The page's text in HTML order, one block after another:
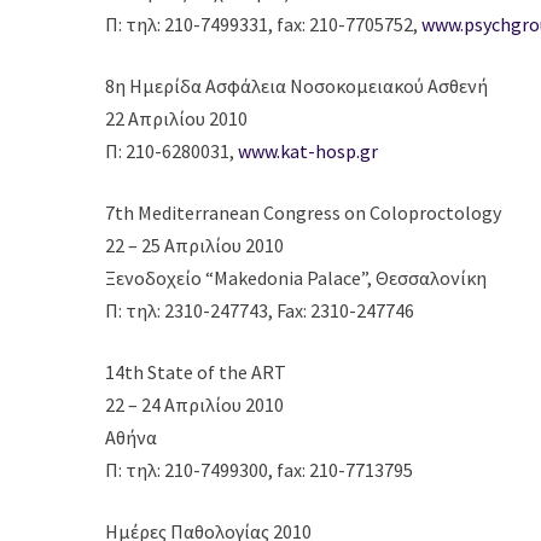
Π: τηλ: 210-7499331, fax: 210-7705752,
8η Ημερίδα Ασφάλεια Νοσοκομειακού Ασθενή
22 Απριλίου 2010
Π: 210-6280031, www.kat-hosp.gr
7th Mediterranean Congress on Coloproctology
22 – 25 Απριλίου 2010
Ξενοδοχείο “Makedonia Palace”, Θεσσαλονίκη
Π: τηλ: 2310-247743, Fax: 2310-247746
14th State of the ART
22 – 24 Απριλίου 2010
Αθήνα
Π: τηλ: 210-7499300, fax: 210-7713795
Ημέρες Παθολογίας 2010